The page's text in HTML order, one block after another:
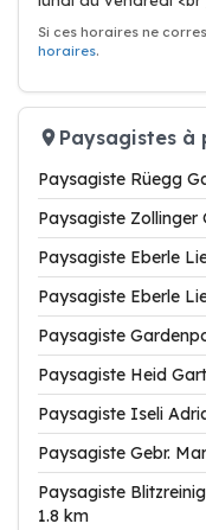
Si ces horaires ne
horaires.
Paysagistes à
Paysagiste Rüegg
Paysagiste Zollinger
Paysagiste Eberle
Paysagiste Eberle
Paysagiste
Paysagiste Heid
Paysagiste Iseli
Paysagiste Gebr.
Paysagiste
1.8 km